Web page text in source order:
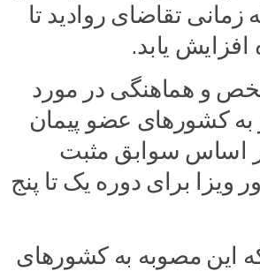
زمانی تقاضای روادید تا
و هماهنگی در مورد
کشورهای عضو پیمان
اساس سوابق مثبت
ویزا برای دوره یک تا پنج
که این مصوبه به کشورهای